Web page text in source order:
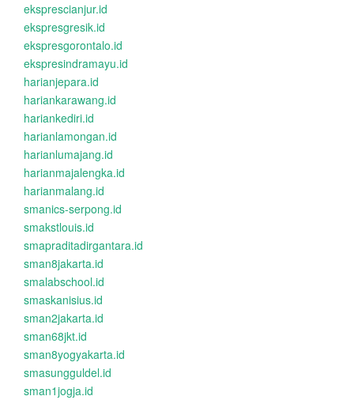
eksprescianjur.id
ekspresgresik.id
ekspresgorontalo.id
ekspresindramayu.id
harianjepara.id
hariankarawang.id
hariankediri.id
harianlamongan.id
harianlumajang.id
harianmajalengka.id
harianmalang.id
smanics-serpong.id
smakstlouis.id
smapraditadirgantara.id
sman8jakarta.id
smalabschool.id
smaskanisius.id
sman2jakarta.id
sman68jkt.id
sman8yogyakarta.id
smasungguldel.id
sman1jogja.id